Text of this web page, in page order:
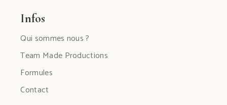
Infos
Qui sommes nous ?
Team Made Productions
Formules
Contact